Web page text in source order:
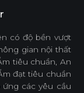
có độ bền vượt
gian nội thất
tiêu chuẩn, An
đạt tiêu chuẩn
ứng các yêu cầu